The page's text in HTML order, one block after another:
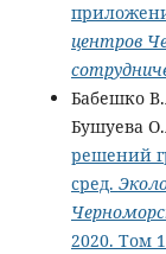
центров
Бабешко
Бушуева
решений
сред.
2020. Том